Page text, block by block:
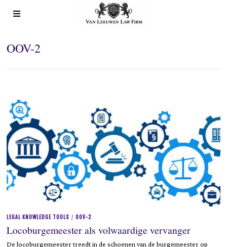
OOV-2
LEGAL KNOWLEDGE TOOLS / OOV-2
Locoburgemeester als volwaardige vervanger
De locoburgemeester treedt in de schoenen van de burgemeester op